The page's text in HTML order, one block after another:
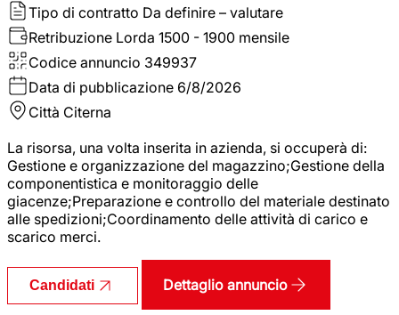
Tipo di contratto Da definire – valutare
Retribuzione Lorda 1500 - 1900 mensile
Codice annuncio 349937
Data di pubblicazione 6/8/2026
Città Citerna
La risorsa, una volta inserita in azienda, si occuperà di:
Gestione e organizzazione del magazzino;Gestione della
componentistica e monitoraggio delle
giacenze;Preparazione e controllo del materiale destinato
alle spedizioni;Coordinamento delle attività di carico e
scarico merci.
Candidati Dettaglio annuncio